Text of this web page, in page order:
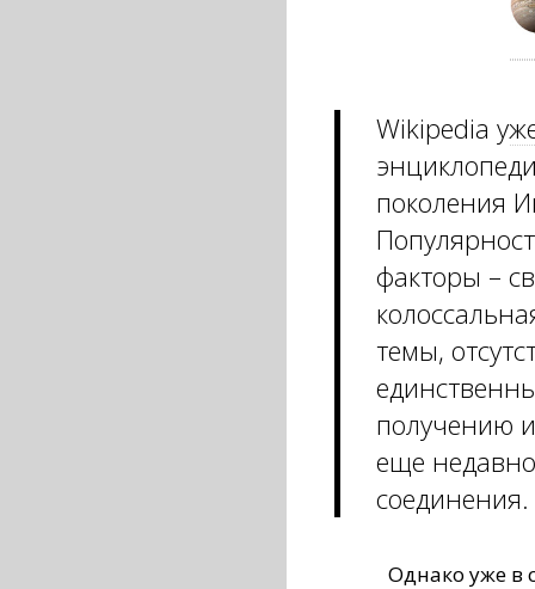
Wikipedia
поколения
факторы –
темы,
получению
еще
соединения.
Однако уже в